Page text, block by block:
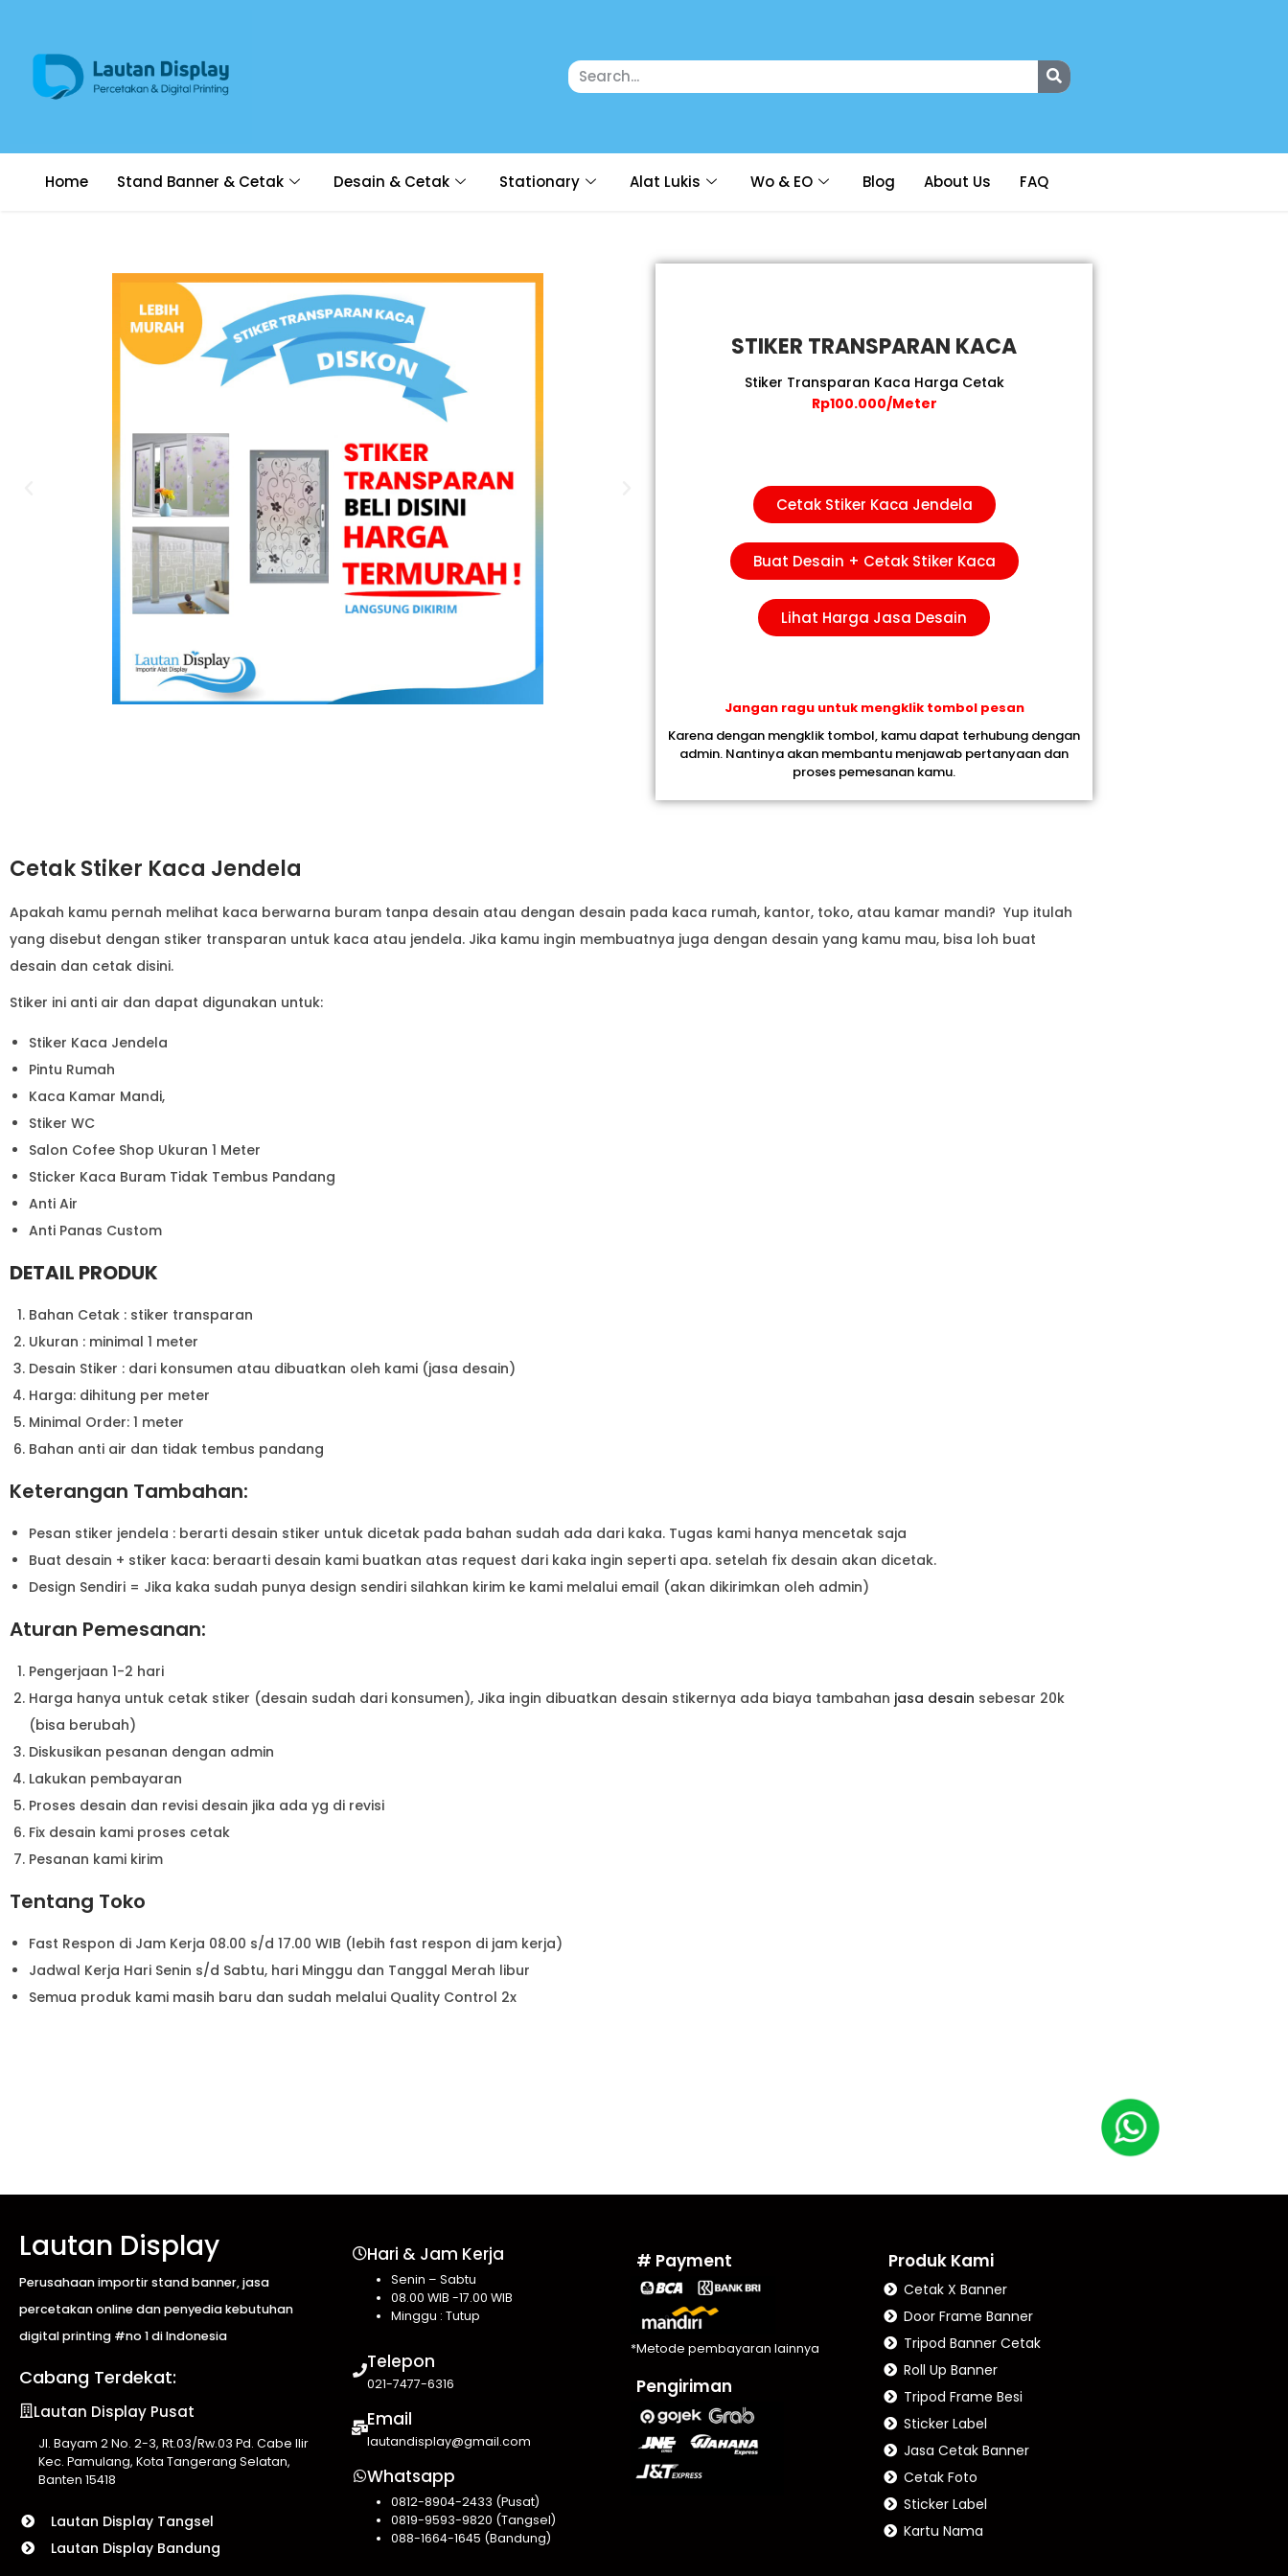
Home Stand Banner & Cetak Desain & Cetak Stationary Alat Lukis Wo & EO Blog About Us FAQ
STIKER TRANSPARAN KACA
Stiker Transparan Kaca Harga Cetak
Rp100.000/Meter
Cetak Stiker Kaca Jendela
Buat Desain + Cetak Stiker Kaca
Lihat Harga Jasa Desain
Jangan ragu untuk mengklik tombol pesan
Karena dengan mengklik tombol, kamu dapat terhubung dengan
admin. Nantinya akan membantu menjawab pertanyaan dan
proses pemesanan kamu.
Cetak Stiker Kaca Jendela
Apakah kamu pernah melihat kaca berwarna buram tanpa desain atau dengan desain pada kaca rumah, kantor, toko, atau kamar mandi? Yup itulah
yang disebut dengan stiker transparan untuk kaca atau jendela. Jika kamu ingin membuatnya juga dengan desain yang kamu mau, bisa loh buat
desain dan cetak disini.
Stiker ini anti air dan dapat digunakan untuk:
Stiker Kaca Jendela
Pintu Rumah
Kaca Kamar Mandi,
Stiker WC
Salon Cofee Shop Ukuran 1 Meter
Sticker Kaca Buram Tidak Tembus Pandang
Anti Air
Anti Panas Custom
DETAIL PRODUK
Bahan Cetak : stiker transparan
Ukuran : minimal 1 meter
Desain Stiker : dari konsumen atau dibuatkan oleh kami (jasa desain)
Harga: dihitung per meter
Minimal Order: 1 meter
Bahan anti air dan tidak tembus pandang
Keterangan Tambahan:
Pesan stiker jendela : berarti desain stiker untuk dicetak pada bahan sudah ada dari kaka. Tugas kami hanya mencetak saja
Buat desain + stiker kaca: beraarti desain kami buatkan atas request dari kaka ingin seperti apa. setelah fix desain akan dicetak.
Design Sendiri = Jika kaka sudah punya design sendiri silahkan kirim ke kami melalui email (akan dikirimkan oleh admin)
Aturan Pemesanan:
Pengerjaan 1-2 hari
Harga hanya untuk cetak stiker (desain sudah dari konsumen), Jika ingin dibuatkan desain stikernya ada biaya tambahan jasa desain sebesar 20k
(bisa berubah)
Diskusikan pesanan dengan admin
Lakukan pembayaran
Proses desain dan revisi desain jika ada yg di revisi
Fix desain kami proses cetak
Pesanan kami kirim
Tentang Toko
Fast Respon di Jam Kerja 08.00 s/d 17.00 WIB (lebih fast respon di jam kerja)
Jadwal Kerja Hari Senin s/d Sabtu, hari Minggu dan Tanggal Merah libur
Semua produk kami masih baru dan sudah melalui Quality Control 2x
Lautan Display
Perusahaan importir stand banner, jasa
percetakan online dan penyedia kebutuhan
digital printing #no 1 di Indonesia
Cabang Terdekat:
Lautan Display Pusat
Jl. Bayam 2 No. 2-3, Rt.03/Rw.03 Pd. Cabe Ilir
Kec. Pamulang, Kota Tangerang Selatan,
Banten 15418
Lautan Display Tangsel
Lautan Display Bandung
Hari & Jam Kerja
Senin – Sabtu
08.00 WIB -17.00 WIB
Minggu : Tutup
Telepon
021-7477-6316
Email
lautandisplay@gmail.com
Whatsapp
0812-8904-2433 (Pusat)
0819-9593-9820 (Tangsel)
088-1664-1645 (Bandung)
# Payment
*Metode pembayaran lainnya
Pengiriman
Produk Kami
Cetak X Banner
Door Frame Banner
Tripod Banner Cetak
Roll Up Banner
Tripod Frame Besi
Sticker Label
Jasa Cetak Banner
Cetak Foto
Sticker Label
Kartu Nama